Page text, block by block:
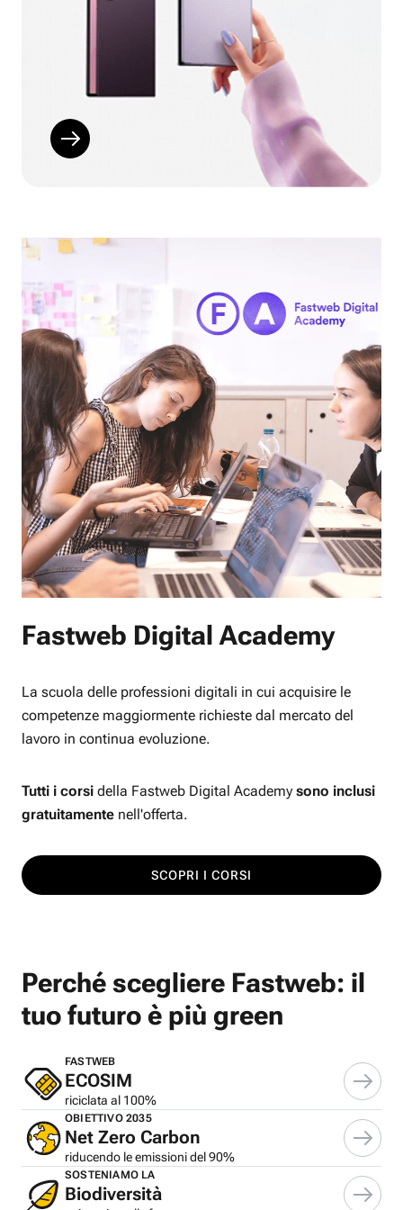
Fastweb Digital Academy
La scuola delle professioni digitali in cui acquisire le
competenze maggiormente richieste dal mercato del
lavoro in continua evoluzione.
Tutti i corsi della Fastweb Digital Academy sono inclusi
gratuitamente nell'offerta.
SCOPRI I CORSI
Perché scegliere Fastweb: il
tuo futuro è più green
FASTWEB
ECOSIM
riciclata al 100%
OBIETTIVO 2035
Net Zero Carbon
riducendo le emissioni del 90%
SOSTENIAMO LA
Biodiversità